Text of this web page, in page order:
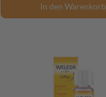
In den Warenkorb